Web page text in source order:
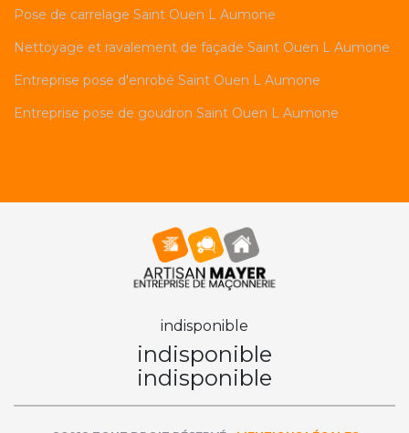
Pose de carrelage Saint Ouen L Aumone
Nettoyage et ravalement de façade Saint Ouen L Aumone
Entreprise pose d'enrobé Saint Ouen L Aumone
Entreprise pose de goudron Saint Ouen L Aumone
indisponible
indisponible
indisponible